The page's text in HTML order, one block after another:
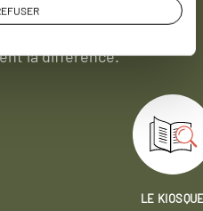
sur mesure,
la différence.
LE